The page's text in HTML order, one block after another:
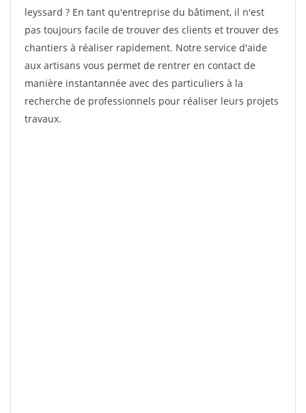
leyssard ? En tant qu'entreprise du bâtiment, il n'est
pas toujours facile de trouver des clients et trouver des
chantiers à réaliser rapidement. Notre service d'aide
aux artisans vous permet de rentrer en contact de
manière instantannée avec des particuliers à la
recherche de professionnels pour réaliser leurs projets
travaux.